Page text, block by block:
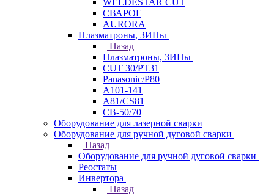
WELDESTAR CUT
СВАРОГ
AURORA
Плазматроны, ЗИПы
Назад
Плазматроны, ЗИПы
CUT 30/PT31
Panasonic/P80
А101-141
А81/CS81
СВ-50/70
Оборудование для лазерной сварки
Оборудование для ручной дуговой сварки
Назад
Оборудование для ручной дуговой сварки
Реостаты
Инвертора
Назад